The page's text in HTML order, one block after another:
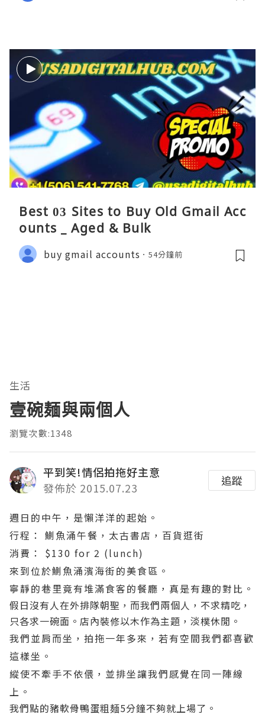
Best 03 Sites to Buy Old Gmail Acc
ounts _ Aged & Bulk
buy gmail accounts 54分鐘前
生活
壹碗麺與兩個人
瀏覽次數:1348
平到笑!情侶拍拖好主意
發佈於 2015.07.23
追蹤
週日的中午，是懶洋洋的起始。
行程： 鰂魚涌午餐，太古書店，百貨逛街
消費： $130 for 2 (lunch)
來到位於鰂魚涌濱海街的美食區。
寧靜的巷里竟有堆滿食客的餐廳，真是有趣的對比。
假日沒有人在外排隊朝聖，而我們兩個人，不求精吃，
只各求一碗面。 店內裝修以木作為主題，淡樸休閒。
我們並肩而坐，拍拖一年多來，若有空間我們都喜歡
這樣坐。
縱使不牽手不依偎，並排坐讓我們感覺在同一陣線
上。
我們點的豬軟骨鴨蛋粗麺5分鐘不夠就上場了。